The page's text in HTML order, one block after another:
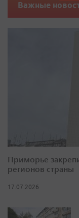
Важные
Приморье
регионов страны
17.07.2026